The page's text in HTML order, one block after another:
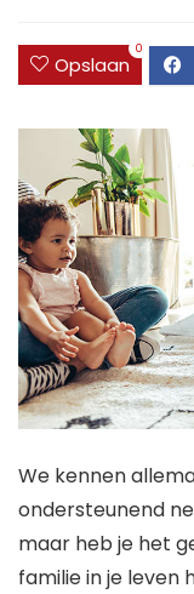
Opslaan
0
We kennen
ondersteunend
maar heb je het
familie in je leven